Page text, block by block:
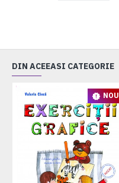
DIN ACEEASI CATEGORIE
NOU